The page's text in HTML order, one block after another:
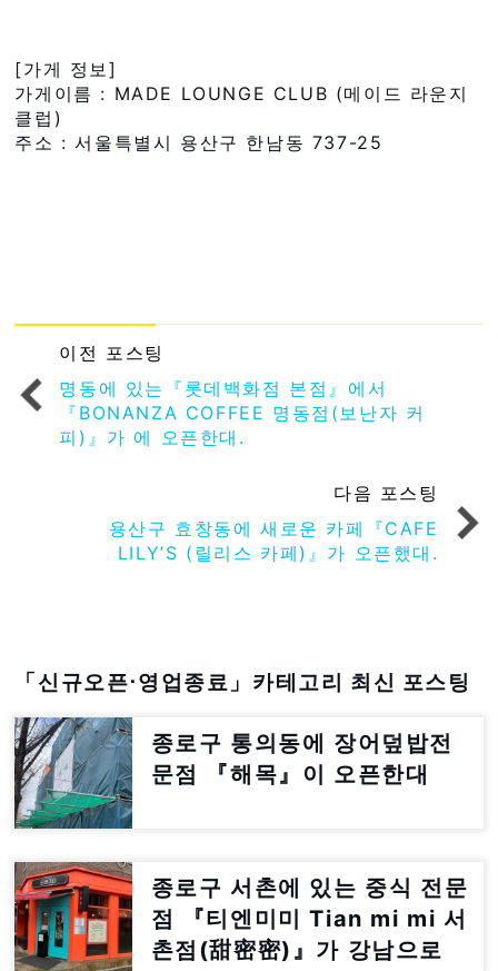
[가게 정보]
가게이름 : MADE LOUNGE CLUB (메이드 라운지
클럽)
주소 : 서울특별시 용산구 한남동 737-25
이전 포스팅
명동에 있는『롯데백화점 본점』에서
『BONANZA COFFEE 명동점(보난자 커
피)』가 에 오픈한대.
다음 포스팅
용산구 효창동에 새로운 카페『CAFE
LILY’S (릴리스 카페)』가 오픈했대.
「신규오픈⋅영업종료」카테고리 최신 포스팅
종로구 통의동에 장어덮밥전
문점 『해목』이 오픈한대
종로구 서촌에 있는 중식 전문
점 『티엔미미 Tian mi mi 서
촌점(甜密密)』가 강남으로